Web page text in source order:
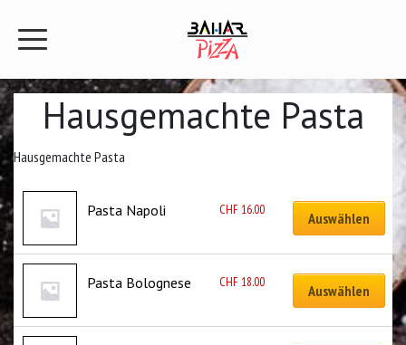
Hausgemachte Pasta
Hausgemachte Pasta
Pasta Napoli CHF 16.00 Auswählen
Pasta Bolognese CHF 18.00 Auswählen